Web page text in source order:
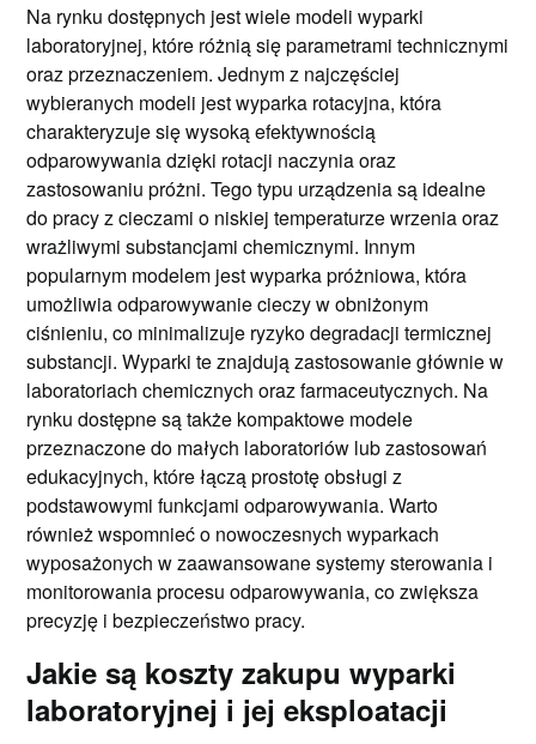
Na rynku dostępnych jest wiele modeli wyparki
laboratoryjnej, które różnią się parametrami technicznymi
oraz przeznaczeniem. Jednym z najczęściej
wybieranych modeli jest wyparka rotacyjna, która
charakteryzuje się wysoką efektywnością
odparowywania dzięki rotacji naczynia oraz
zastosowaniu próżni. Tego typu urządzenia są idealne
do pracy z cieczami o niskiej temperaturze wrzenia oraz
wrażliwymi substancjami chemicznymi. Innym
popularnym modelem jest wyparka próżniowa, która
umożliwia odparowywanie cieczy w obniżonym
ciśnieniu, co minimalizuje ryzyko degradacji termicznej
substancji. Wyparki te znajdują zastosowanie głównie w
laboratoriach chemicznych oraz farmaceutycznych. Na
rynku dostępne są także kompaktowe modele
przeznaczone do małych laboratoriów lub zastosowań
edukacyjnych, które łączą prostotę obsługi z
podstawowymi funkcjami odparowywania. Warto
również wspomnieć o nowoczesnych wyparkach
wyposażonych w zaawansowane systemy sterowania i
monitorowania procesu odparowywania, co zwiększa
precyzję i bezpieczeństwo pracy.
Jakie są koszty zakupu wyparki
laboratoryjnej i jej eksploatacji